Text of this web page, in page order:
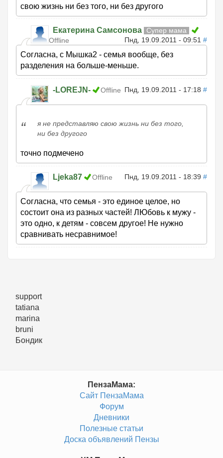
свою жизнь ни без того, ни без другого
Екатерина Самсонова
Супер мама
Offline
Пнд, 19.09.2011 - 09:51 #
Согласна, с Мышка2 - семья вообще, без
разделения на больше-меньше.
-LOREJN- Offline Пнд, 19.09.2011 - 17:18 #
я не представляю свою жизнь ни без того,
ни без другого
точно подмечено
Ljeka87 Offline Пнд, 19.09.2011 - 18:39 #
Согласна, что семья - это единое целое, но
состоит она из разных частей! ЛЮбовь к мужу -
это одно, к детям - совсем другое! Не нужно
сравнивать несравнимое!
support
tatiana
marina
bruni
Бондик
ПензаМама:
Сайт ПензаМама
Форум
Дневники
Полезные статьи
Доска объявлений Пензы